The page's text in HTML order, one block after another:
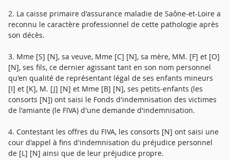
2. La caisse primaire d'assurance maladie de Saône-et-Loire a
reconnu le caractère professionnel de cette pathologie après
son décès.
3. Mme [S] [N], sa veuve, Mme [C] [N], sa mère, MM. [F] et [O]
[N], ses fils, ce dernier agissant tant en son nom personnel
qu'en qualité de représentant légal de ses enfants mineurs
[I] et [K], M. [J] [N] et Mme [B] [N], ses petits-enfants (les
consorts [N]) ont saisi le Fonds d'indemnisation des victimes
de l'amiante (le FIVA) d'une demande d'indemnisation.
4. Contestant les offres du FIVA, les consorts [N] ont saisi une
cour d'appel à fins d'indemnisation du préjudice personnel
de [L] [N] ainsi que de leur préjudice propre.